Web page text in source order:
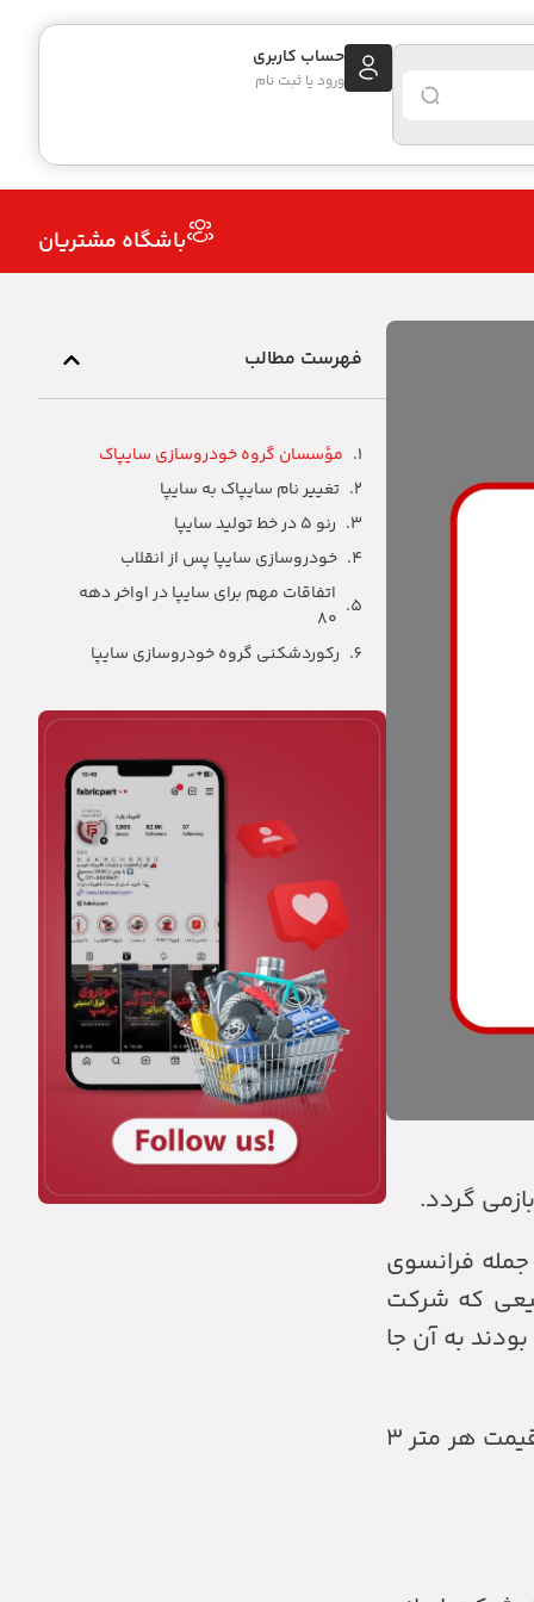
حساب کاربری
ورود یا ثبت نام
باشگاه مشتریان
گردد.
فرانسوی
که شرکت
به آن جا
ازدواج کرد، اودس زمین را به قیمت هر متر ۳
فهرست مطالب
مؤسسان گروه خودروسازی سایپاک
تغییر نام سایپاک به سایپا
رنو ۵ در خط تولید سایپا
خودروسازی سایپا پس از انقلاب
اتفاقات مهم برای سایپا در اواخر دهه
۸۰
رکوردشکنی گروه خودروسازی سایپا